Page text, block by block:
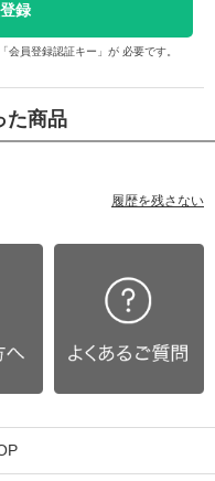
録
員登録認証キー」が 必要です。
た商品
履歴を残さない